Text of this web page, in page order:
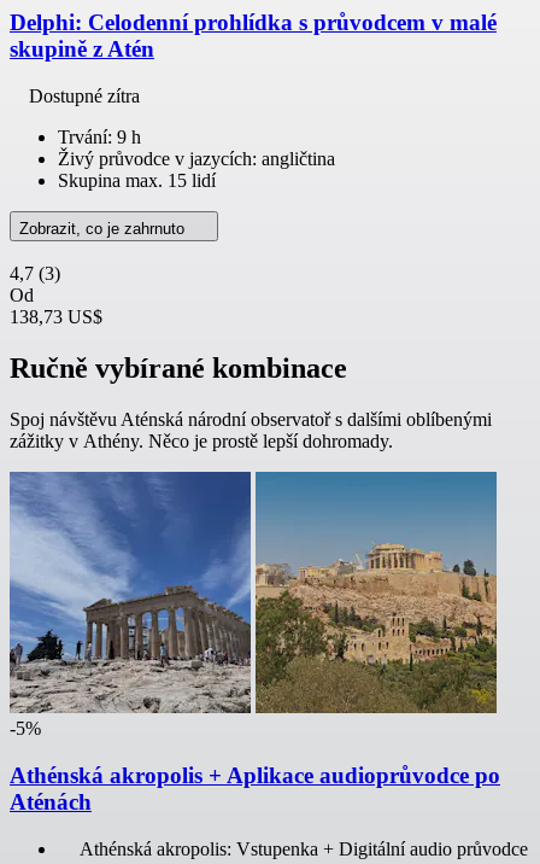
Delphi: Celodenní prohlídka s průvodcem v malé
skupině z Atén
Dostupné zítra
Trvání: 9 h
Živý průvodce v jazycích: angličtina
Skupina max. 15 lidí
Zobrazit, co je zahrnuto
4,7 (3)
Od
138,73 US$
Ručně vybírané kombinace
Spoj návštěvu Aténská národní observatoř s dalšími oblíbenými
zážitky v Athény. Něco je prostě lepší dohromady.
-5%
Athénská akropolis + Aplikace audioprůvodce po
Aténách
Athénská akropolis: Vstupenka + Digitální audio průvodce